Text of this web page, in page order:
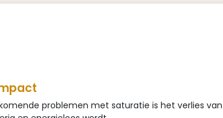
problemen met saturatie is het verlies